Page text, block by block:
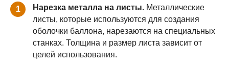
1 Нарезка металла на листы. Металлические
листы, которые используются для создания
оболочки баллона, нарезаются на специальных
станках. Толщина и размер листа зависит от
целей использования.